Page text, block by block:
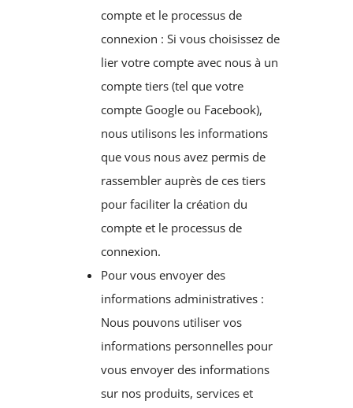
compte et le processus de
connexion : Si vous choisissez de
lier votre compte avec nous à un
compte tiers (tel que votre
compte Google ou Facebook),
nous utilisons les informations
que vous nous avez permis de
rassembler auprès de ces tiers
pour faciliter la création du
compte et le processus de
connexion.
Pour vous envoyer des
informations administratives :
Nous pouvons utiliser vos
informations personnelles pour
vous envoyer des informations
sur nos produits, services et